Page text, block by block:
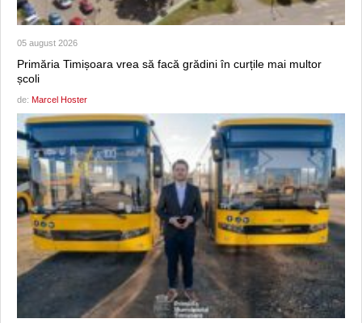
05 august 2026
Primăria Timișoara vrea să facă grădini în curțile mai multor
școli
de: Marcel Hoster